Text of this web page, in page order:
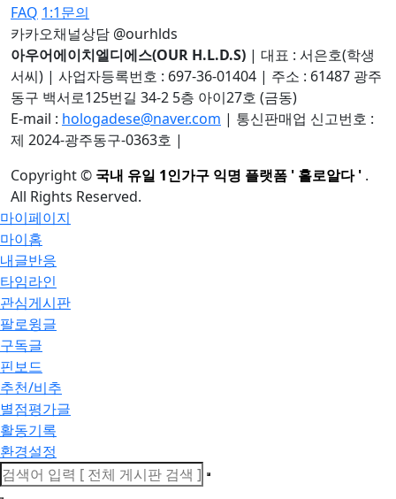
FAQ 1:1문의
카카오채널상담 @ourhlds
아우어에이치엘디에스(OUR H.L.D.S) | 대표 : 서은호(학생
서씨) | 사업자등록번호 : 697-36-01404 | 주소 : 61487 광주
동구 백서로125번길 34-2 5층 아이27호 (금동)
E-mail : hologadese@naver.com | 통신판매업 신고번호 :
제 2024-광주동구-0363호 |
Copyright© 국내 유일 1인가구 익명 플랫폼 ' 홀로알다 ' .
All Rights Reserved.
마이페이지
마이홈
내글반응
타임라인
관심게시판
팔로윙글
구독글
핀보드
추천/비추
별점평가글
활동기록
환경설정